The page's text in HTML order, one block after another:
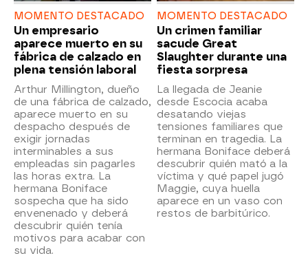
MOMENTO DESTACADO
Un empresario
aparece muerto en su
fábrica de calzado en
plena tensión laboral
Arthur Millington, dueño
de una fábrica de calzado,
aparece muerto en su
despacho después de
exigir jornadas
interminables a sus
empleadas sin pagarles
las horas extra. La
hermana Boniface
sospecha que ha sido
envenenado y deberá
descubrir quién tenía
motivos para acabar con
su vida.
MOMENTO DESTACADO
Un crimen familiar
sacude Great
Slaughter durante una
fiesta sorpresa
La llegada de Jeanie
desde Escocia acaba
desatando viejas
tensiones familiares que
terminan en tragedia. La
hermana Boniface deberá
descubrir quién mató a la
víctima y qué papel jugó
Maggie, cuya huella
aparece en un vaso con
restos de barbitúrico.